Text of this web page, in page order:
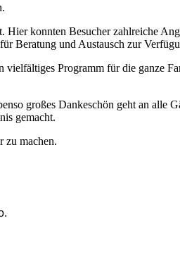
Hier konnten Besucher zahlreiche
Beratung und Austausch zur
vielfältiges Programm für die ganze
großes Dankeschön geht an alle
gemacht.
zu machen.